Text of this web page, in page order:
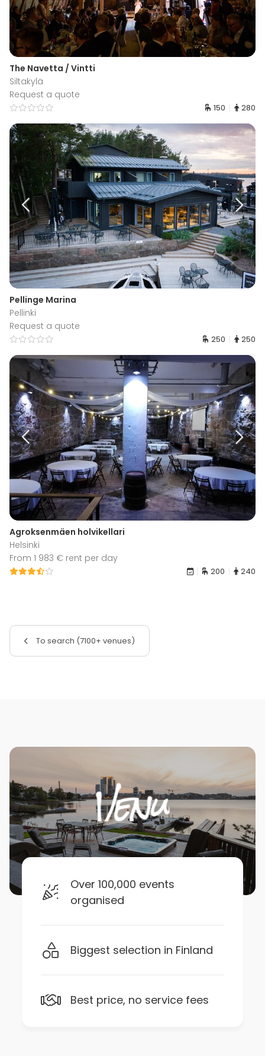
The Navetta / Vintti
Siltakylä
Request a quote
150 280
Pellinge Marina
Pellinki
Request a quote
250 250
Agroksenmäen holvikellari
Helsinki
From 1 983 € rent per day
200 240
To search (7100+ venues)
Over 100,000 events
organised
Biggest selection in Finland
Best price, no service fees